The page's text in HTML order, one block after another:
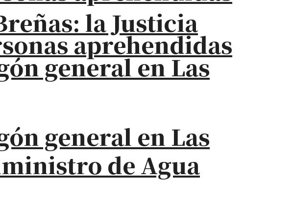
la Justicia
aprehendidas
general en Las
general en Las
de Agua